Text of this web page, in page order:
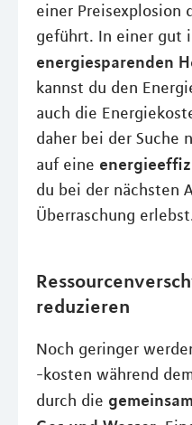
einer Preisexplosion
geführt. In einer gut
energiesparenden
kannst du den
auch die
daher bei der Suche
auf eine
du bei der nächsten
Überraschung
reduzieren
Noch geringer
-kosten während
durch die